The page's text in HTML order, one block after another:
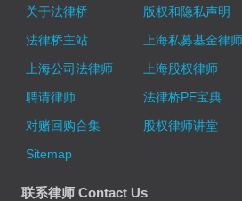
关于法律桥 版权和隐私声明
法律桥主站
上海私募基金律师
上海公司法律师
上海股权律师
聘请律师
法律桥PE宝典
对赌回购合集
股权律师讲堂
Sitemap
联系律师 Contact Us